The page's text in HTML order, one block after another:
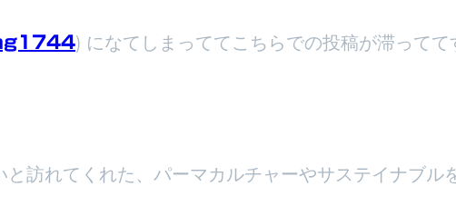
) になてしまっててこちらでの投稿が滞って
訪れてくれた、パーマカルチャーやサステイナブル